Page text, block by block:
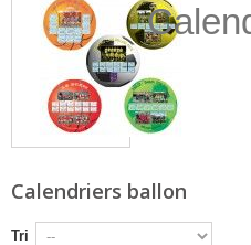
Calendriers ballon
Tri